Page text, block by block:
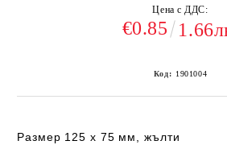
Цена с ДДС:
€0.85
Код: 1901004
Размер 125 х 75 мм, жълти